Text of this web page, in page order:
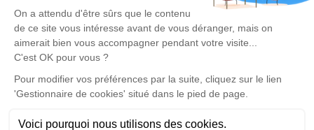
Mentions Légales
Crédits Photos